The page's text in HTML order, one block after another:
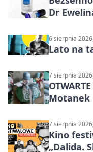
Dr
6 sierpnia
Lato na
7 sierpnia
Motanek
7 sierpnia
Kino
„Dalida.